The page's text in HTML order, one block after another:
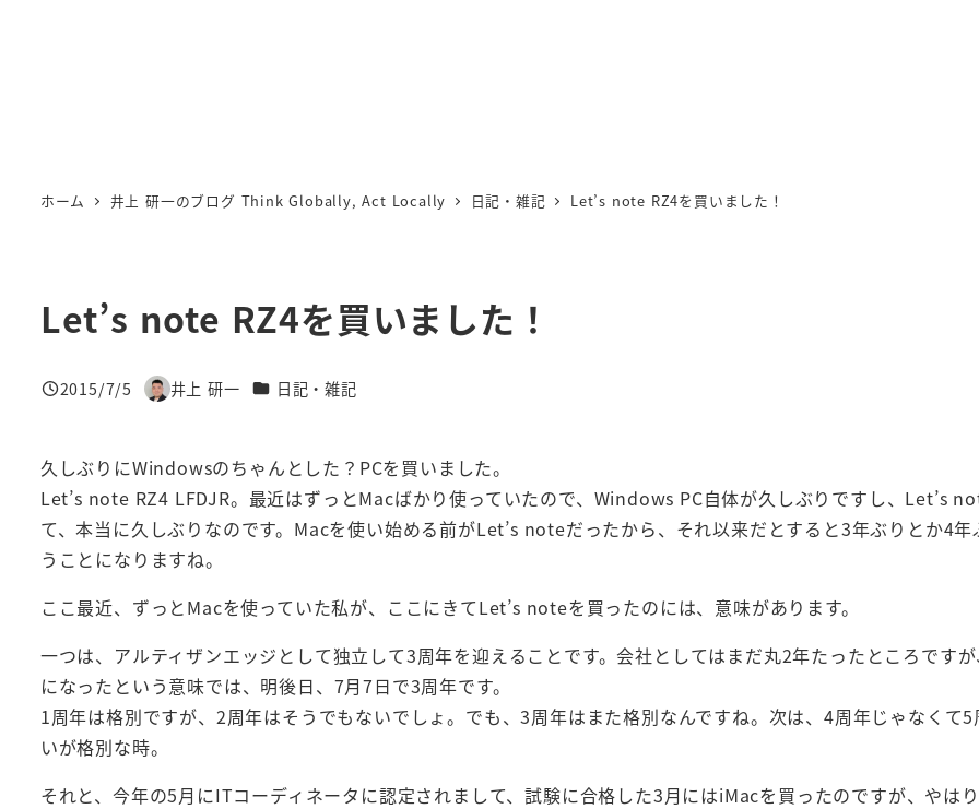
ホーム 井上 研一のブログ Think Globally, Act Locally 日記・雑記 Let’s note RZ4を買いました！
Let’s note RZ4を買いました！
投稿日
2015/7/5
著
井上 研一 カテゴリー
日記・雑記
久しぶりにWindowsのちゃんとした？PCを買いました。
Let’s note RZ4 LFDJR。最近はずっとMacばかり使っていたので、Windows PC自体が久しぶりですし、Let’s
て、本当に久しぶりなのです。Macを使い始める前がLet’s noteだったから、それ以来だとすると3年ぶりとか4年
うことになりますね。
ここ最近、ずっとMacを使っていた私が、ここにきてLet’s noteを買ったのには、意味があります。
一つは、アルティザンエッジとして独立して3周年を迎えることです。会社としてはまだ丸2年たったところです
になったという意味では、明後日、7月7日で3周年です。
1周年は格別ですが、2周年はそうでもないでしょ。でも、3周年はまた格別なんですね。次は、4周年じゃなくて
いが格別な時。
それと、今年の5月にITコーディネータに認定されまして、試験に合格した3月にはiMacを買ったのですが、やは